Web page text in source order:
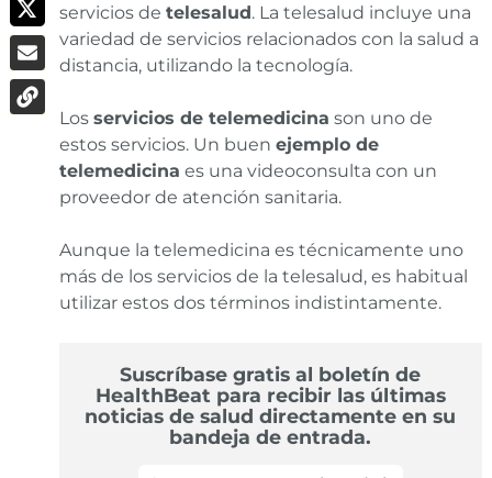
servicios de telesalud. La telesalud incluye una
variedad de servicios relacionados con la salud a
distancia, utilizando la tecnología.
Los servicios de telemedicina son uno de
estos servicios. Un buen ejemplo de
telemedicina es una videoconsulta con un
proveedor de atención sanitaria.
Aunque la telemedicina es técnicamente uno
más de los servicios de la telesalud, es habitual
utilizar estos dos términos indistintamente.
Suscríbase gratis al boletín de
HealthBeat para recibir las últimas
noticias de salud directamente en su
bandeja de entrada.